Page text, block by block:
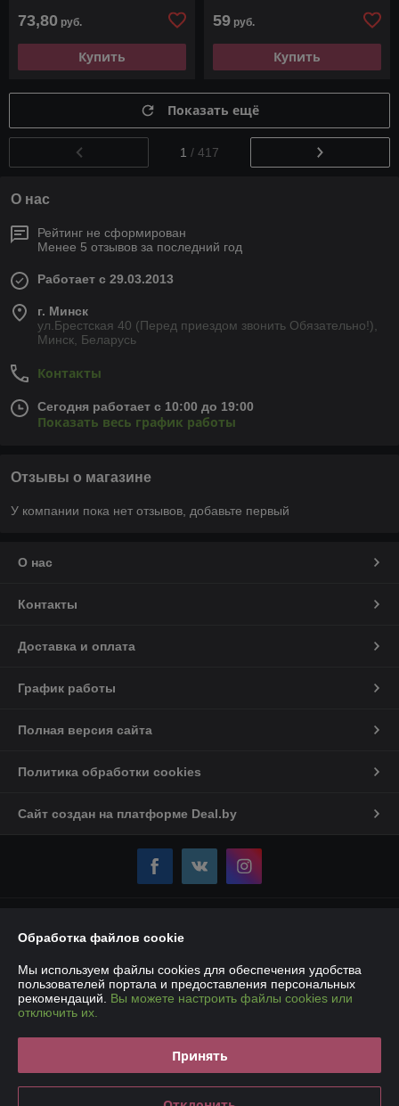
73,80 руб.
Купить
59 руб.
Купить
Показать ещё
1 / 417
О нас
Рейтинг не сформирован
Менее 5 отзывов за последний год
Работает с 29.03.2013
г. Минск
ул.Брестская 40 (Перед приездом звонить Обязательно!),
Минск, Беларусь
Контакты
Сегодня работает с 10:00 до 19:00
Показать весь график работы
Отзывы о магазине
У компании пока нет отзывов, добавьте первый
О нас
Контакты
Доставка и оплата
График работы
Полная версия сайта
Политика обработки cookies
Сайт создан на платформе Deal.by
«Карбокс-Плюс»
220007, РБ, г. Минск, ул. Володько, 18 – 107Е
Регистрационный номер ЕГР: 193190861
Регистрационный орган: Мингорисполком
Дата регистрации компании: 14.01.2019
Обработка файлов cookie
Мы используем файлы cookies для обеспечения удобства
пользователей портала и предоставления персональных
рекомендаций. Вы можете настроить файлы cookies или
отключить их.
Принять